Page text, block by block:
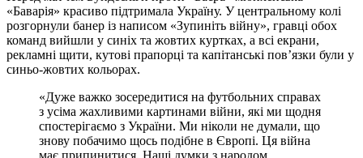
«Баварія» красиво підтримала Україну. У центральному колі
розгорнули банер із написом «Зупиніть війну», гравці обох
команд вийшли у синіх та жовтих куртках, а всі екрани,
рекламні щити, кутові прапорці та капітанські пов’язки були у
синьо-жовтих кольорах.
«Дуже важко зосередитися на футбольних справах
з усіма жахливими картинами війни, які ми щодня
спостерігаємо з України. Ми ніколи не думали, що
знову побачимо щось подібне в Європі. Ця війна